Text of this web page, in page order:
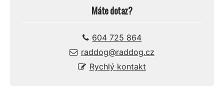
Máte dotaz?
604 725 864
raddog@raddog.cz
Rychlý kontakt